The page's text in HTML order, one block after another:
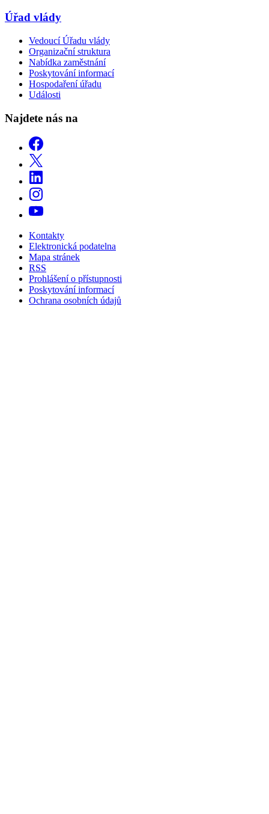
Úřad vlády
Vedoucí Úřadu vlády
Organizační struktura
Nabídka zaměstnání
Poskytování informací
Hospodaření úřadu
Události
Najdete nás na
Kontakty
Elektronická podatelna
Mapa stránek
RSS
Prohlášení o přístupnosti
Poskytování informací
Ochrana osobních údajů